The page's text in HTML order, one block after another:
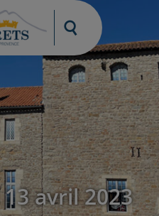
Moteur de
avril 2023